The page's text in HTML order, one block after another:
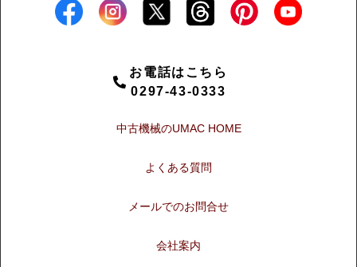
お電話はこちら
0297-43-0333
中古機械のUMAC HOME
よくある質問
メールでのお問合せ
会社案内